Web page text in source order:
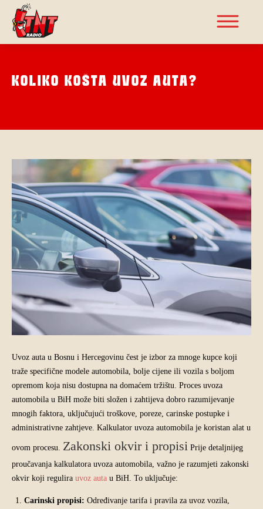
KOLIKO KOŠTA UVOZ AUTA?
Uvoz auta u Bosnu i Hercegovinu čest je izbor za mnoge kupce koji
traže specifične modele automobila, bolje cijene ili vozila s boljom
opremom koja nisu dostupna na domaćem tržištu. Proces uvoza
automobila u BiH može biti složen i zahtijeva dobro razumijevanje
mnogih faktora, uključujući troškove, poreze, carinske postupke i
administrativne zahtjeve. Kalkulator uvoza automobila je koristan alat u
ovom procesu. Zakonski okvir i propisi Prije detaljnijeg
proučavanja kalkulatora uvoza automobila, važno je razumjeti zakonski
okvir koji regulira uvoz auta u BiH. To uključuje:
Carinski propisi: Određivanje tarifa i pravila za uvoz vozila,